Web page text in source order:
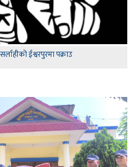
ईश्वरपुरमा पक्राउ